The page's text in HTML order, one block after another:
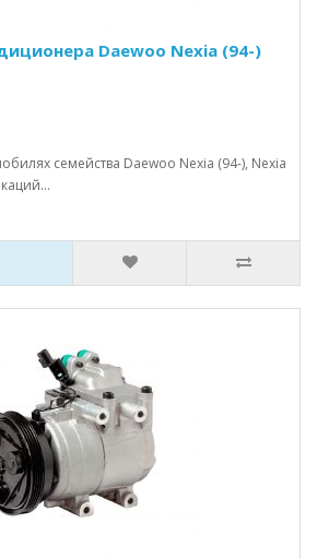
Daewoo Nexia (94-)
семейства Daewoo Nexia (94-), Nexia